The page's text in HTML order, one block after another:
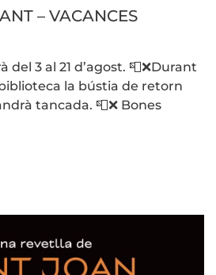
– VACANCES
3 al 21 d’agost. 📮❌Durant
la bústia de retorn
tancada. 📮❌ Bones